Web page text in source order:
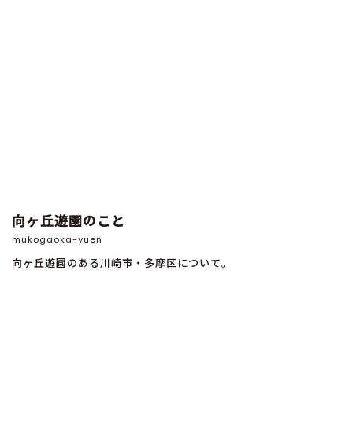
向ヶ丘遊園のこと
mukogaoka-yuen
向ヶ丘遊園のある川崎市・多摩区について。